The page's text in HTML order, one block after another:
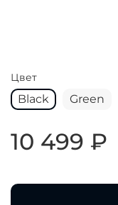
Цвет
Black Green
10 499 ₽